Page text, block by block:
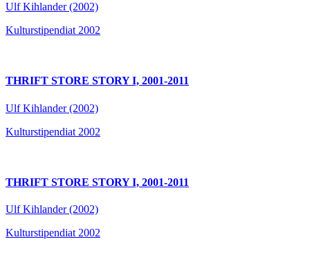
Ulf Kihlander (2002)
Kulturstipendiat 2002
THRIFT STORE STORY I, 2001-2011
Ulf Kihlander (2002)
Kulturstipendiat 2002
THRIFT STORE STORY I, 2001-2011
Ulf Kihlander (2002)
Kulturstipendiat 2002